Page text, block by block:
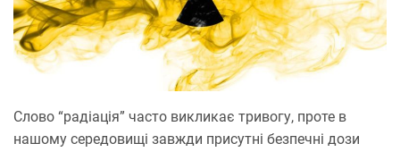
Слово “радіація” часто викликає тривогу, проте в
нашому середовищі завжди присутні безпечні дози